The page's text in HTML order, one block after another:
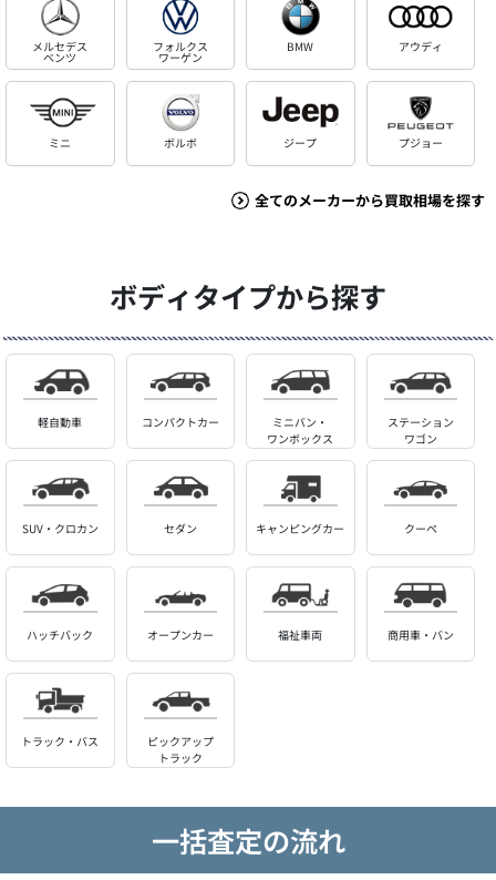
メルセデス
ベンツ
フォルクス
ワーゲン
BMW アウディ
ミニ ボルボ ジープ プジョー
全てのメーカーから買取相場を探す
ボディタイプから探す
軽自動車 コンパクトカー
ミニバン・
ワンボックス
ステーション
ワゴン
SUV・クロカン セダン キャンピングカー クーペ
ハッチバック オープンカー 福祉車両 商用車・バン
トラック・バス
ピックアップ
トラック
一括査定の流れ